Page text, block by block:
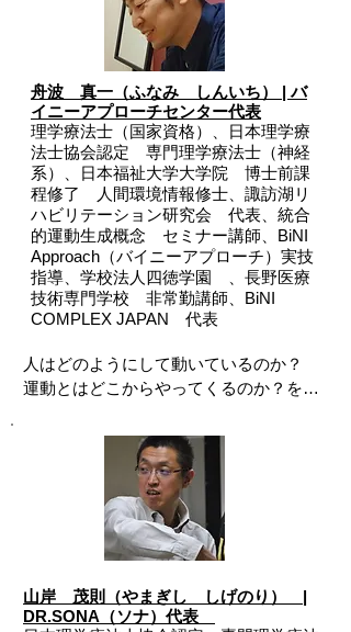
舟波 真一（ふなみ しんいち） | バ
イニーアプローチセンター代表
理学療法士（国家資格）、日本理学療
法士協会認定 専門理学療法士（神経
系）、
日本福祉大学大学院 博士前課
程修了 人間環境情報修士、諏訪湖リ
ハビリテーション研究会 代表、統合
的運動生成概念 セミナー講師、 BiNI
Approach（バイニーアプローチ）実技
指導、学校法人四徳学園 、 長野医療
技術専門学校 非常勤講師、 BiNI
COMPLEX JAPAN 代表
人はどのようにして動いているのか？
運動とはどこからやってくるのか？を解
にその答えを求め，必死に学んでいまし
たが，臨床との乖離に思い悩む日が続い
そんな時，ふとしたきっかけで，水口慶
高さんとの出会いがありました。
理学療法士などの専門家では無かったで
山岸 茂則（やまぎし しげのり） |
DR.SONA（ソナ）代表